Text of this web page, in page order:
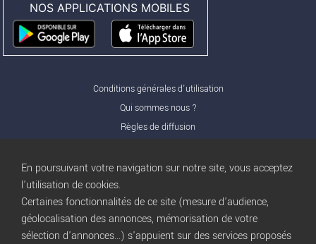
NOS APPLICATIONS MOBILES
Conditions générales d'utilisation
Qui sommes nous ?
Règles de diffusion
Nos offres Pro
Publicité
Conditions d’Utilisation
Privacy Policy
En poursuivant votre navigation sur notre site, vous acceptez
l'utilisation de cookies.
Certaines fonctionnalités de ce site (mesure d'audience,
géolocalisation des annonces, mémorisation de votre
sélection d'annonces...) s'appuient sur des services proposés